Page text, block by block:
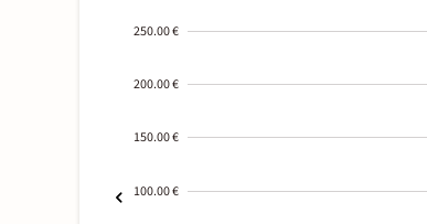
250.00 €
200.00 €
150.00 €
100.00 €